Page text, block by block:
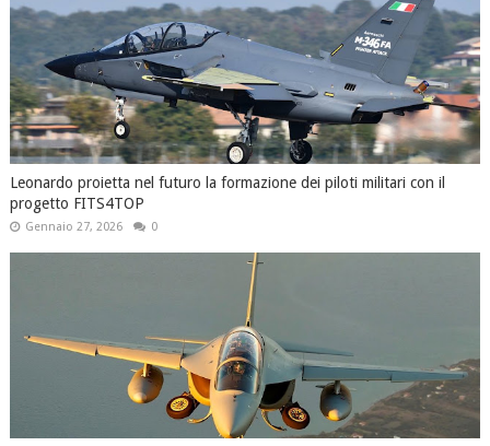
Leonardo proietta nel futuro la formazione dei piloti militari con il
progetto FITS4TOP
Gennaio 27, 2026 0